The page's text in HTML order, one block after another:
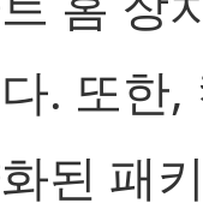
. 또한,
된 패